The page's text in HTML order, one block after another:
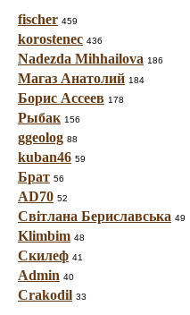
fischer 459
korostenec 436
Nadezda Mihhailova 186
Магаз Анатолий 184
Борис Ассеев 178
Рыбак 156
ggeolog 88
kuban46 59
Брат 56
AD70 52
Світлана Бериславська 49
Klimbim 48
Скилеф 41
Admin 40
Crakodil 33